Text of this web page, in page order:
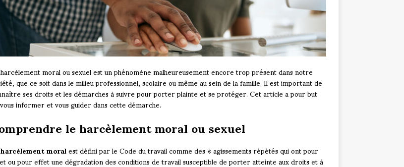
moral ou sexuel est un phénomène malheureusement encore trop présent dans notre
que ce soit dans le milieu professionnel, scolaire ou même au sein de la famille. Il est important de
ses droits et les démarches à suivre pour porter plainte et se protéger. Cet article a pour but
informer et vous guider dans cette démarche.
le harcèlement moral ou sexuel
harcèlement moralest défini par le Code du travail comme des « agissements répétés qui ont pour
ou pour effet une dégradation des conditions de travail susceptible de porter atteinte aux droits et à